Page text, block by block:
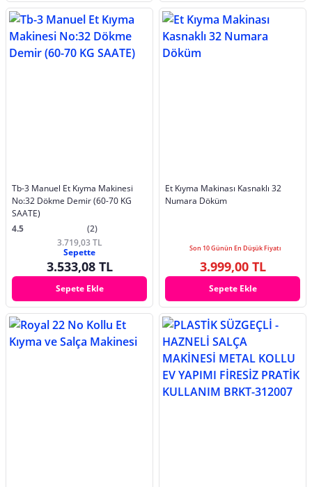
Tb-3 Manuel Et Kıyma Makinesi
No:32 Dökme Demir (60-70 KG
SAATE)
4.5
(2)
3.719,03 TL
Sepette
3.533,08 TL
Sepete Ekle
Et Kıyma Makinası Kasnaklı 32
Numara Döküm
Son 10 Günün En Düşük Fiyatı
3.999,00 TL
Sepete Ekle